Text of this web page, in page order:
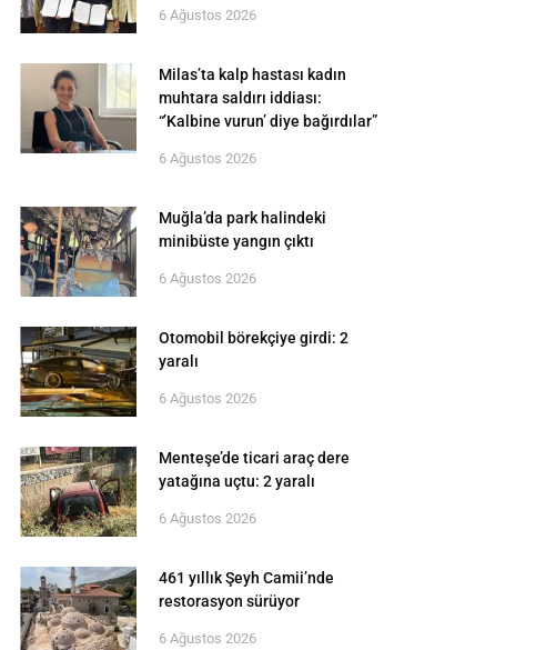
6 Ağustos 2026
Milas’ta kalp hastası kadın
muhtara saldırı iddiası:
“’Kalbine vurun’ diye bağırdılar”
6 Ağustos 2026
Muğla’da park halindeki
minibüste yangın çıktı
6 Ağustos 2026
Otomobil börekçiye girdi: 2
yaralı
6 Ağustos 2026
Menteşe’de ticari araç dere
yatağına uçtu: 2 yaralı
6 Ağustos 2026
461 yıllık Şeyh Camii’nde
restorasyon sürüyor
6 Ağustos 2026